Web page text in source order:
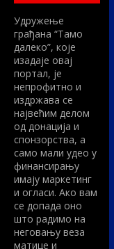
Удружење
грађана “Тамо
далеко”, које
изадаје овај
портал, је
непрофитно и
издржава се
највећим делом
од донација и
спонзорства, а
само мали удео у
финансирању
имају маркетинг
и огласи. Ако вам
се допада оно
што радимо на
неговању веза
матице и